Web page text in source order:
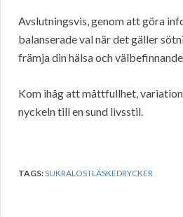
Avslutningsvis, genom att göra
balanserade val när det gäller
främja din hälsa och
Kom ihåg att måttfullhet,
nyckeln till en sund livsstil.
TAGS:SUKRALOS I LÄSKEDRYCKER